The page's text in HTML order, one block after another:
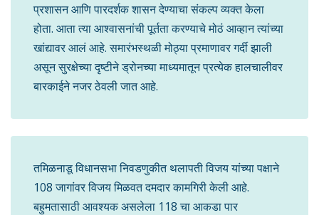
प्रशासन आणि पारदर्शक शासन देण्याचा संकल्प व्यक्त केला
होता. आता त्या आश्वासनांची पूर्तता करण्याचे मोठं आव्हान त्यांच्या
खांद्यावर आलं आहे. समारंभस्थळी मोठ्या प्रमाणावर गर्दी झाली
असून सुरक्षेच्या दृष्टीने ड्रोनच्या माध्यमातून प्रत्येक हालचालीवर
बारकाईने नजर ठेवली जात आहे.
तमिळनाडू विधानसभा निवडणुकीत थलापती विजय यांच्या पक्षाने
108 जागांवर विजय मिळवत दमदार कामगिरी केली आहे.
बहुमतासाठी आवश्यक असलेला 118 चा आकडा पार